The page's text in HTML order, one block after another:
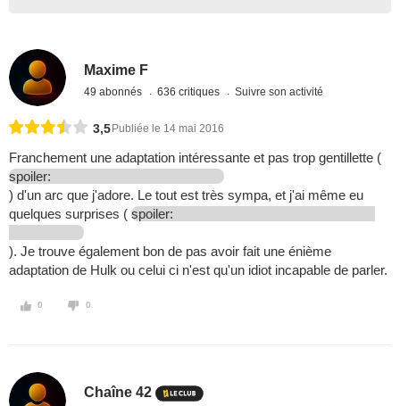
Maxime F
49 abonnés 636 critiques Suivre son activité
3,5 Publiée le 14 mai 2016
Franchement une adaptation intéressante et pas trop gentillette (
spoiler:
) d'un arc que j'adore. Le tout est très sympa, et j'ai même eu
quelques surprises ( spoiler:
). Je trouve également bon de pas avoir fait une énième
adaptation de Hulk ou celui ci n'est qu'un idiot incapable de parler.
0 0
Chaîne 42